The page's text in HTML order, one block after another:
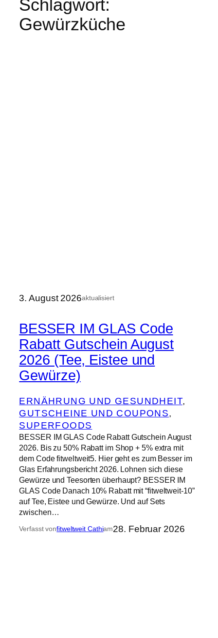
Schlagwort:
Gewürzküche
3. August 2026aktualisiert
BESSER IM GLAS Code
Rabatt Gutschein August
2026 (Tee, Eistee und
Gewürze)
ERNÄHRUNG UND GESUNDHEIT
GUTSCHEINE UND COUPONS
SUPERFOODS
BESSER IM GLAS Code Rabatt Gutschein August
2026. Bis zu 50% Rabatt im Shop + 5% extra mit
dem Code fitweltweit5. Hier geht es zum Besser im
Glas Erfahrungsbericht 2026. Lohnen sich diese
Gewürze und Teesorten überhaupt? BESSER IM
GLAS Code Danach 10% Rabatt mit “fitweltweit-10”
auf Tee, Eistee und Gewürze. Und auf Sets
zwischen…
Verfasst vonfitweltweit Cathiam28. Februar 2026